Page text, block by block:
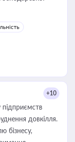
+10
підприємств
довкілля.
бізнесу,